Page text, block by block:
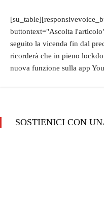
buttontext="Ascolta
seguito la vicenda fin dal
ricorderà che in pieno
nuova funzione sulla app
SOSTIENICI CON